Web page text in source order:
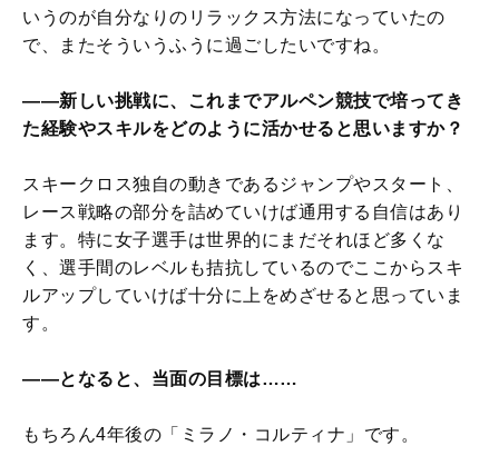
いうのが自分なりのリラックス方法になっていたの
で、またそういうふうに過ごしたいですね。
――新しい挑戦に、これまでアルペン競技で培ってき
た経験やスキルをどのように活かせると思いますか？
スキークロス独自の動きであるジャンプやスタート、
レース戦略の部分を詰めていけば通用する自信はあり
ます。特に女子選手は世界的にまだそれほど多くな
く、選手間のレベルも拮抗しているのでここからスキ
ルアップしていけば十分に上をめざせると思っていま
す。
――となると、当面の目標は……
もちろん4年後の「ミラノ・コルティナ」です。